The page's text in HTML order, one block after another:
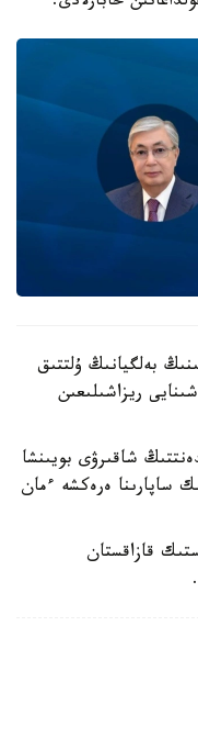
بەلگيانىڭ ۇلتتىق
ريزاشىلىعىن
شاقىرۋى بويىنشا
ساپارىنا ەرەكشە ءمان
قازاقستان